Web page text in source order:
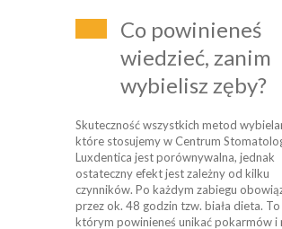
Co powinieneś
wiedzieć, zanim
wybielisz zęby?
Skuteczność wszystkich metod
które stosujemy w Centrum
Luxdentica jest porównywalna, jednak
ostateczny efekt jest zależny od kilku
czynników. Po każdym zabiegu
przez ok. 48 godzin tzw. biała dieta. To
którym powinieneś unikać pokarmów i